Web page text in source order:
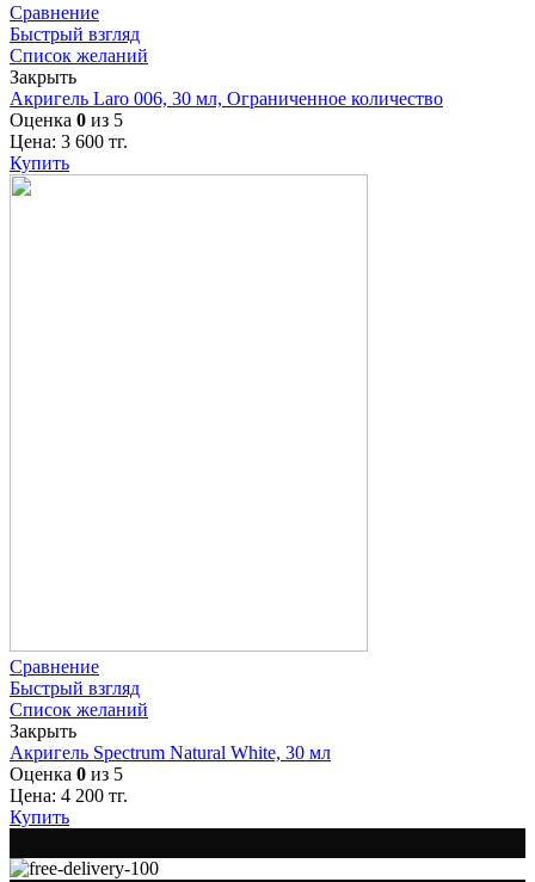
Сравнение
Быстрый взгляд
Список желаний
Закрыть
Акригель Laro 006, 30 мл, Ограниченное количество
Оценка 0 из 5
Цена: 3 600 тг.
Купить
Сравнение
Быстрый взгляд
Список желаний
Закрыть
Акригель Spectrum Natural White, 30 мл
Оценка 0 из 5
Цена: 4 200 тг.
Купить